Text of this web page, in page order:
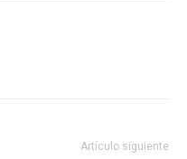
Artículo siguiente